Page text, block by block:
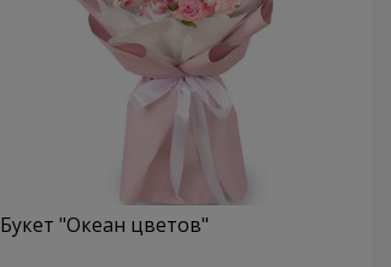
Букет "Океан цветов"